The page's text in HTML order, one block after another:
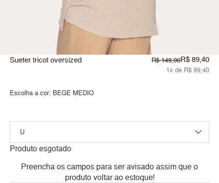
Sueter tricot oversized R$ 149,00R$ 89,40
1x de R$ 89,40
Escolha a cor: BEGE MEDIO
Produto esgotado
Preencha os campos para ser avisado assim que o
produto voltar ao estoque!